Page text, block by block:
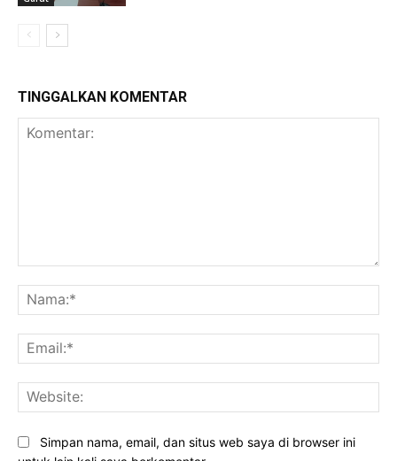
TINGGALKAN KOMENTAR
Simpan nama, email, dan situs web saya di browser ini